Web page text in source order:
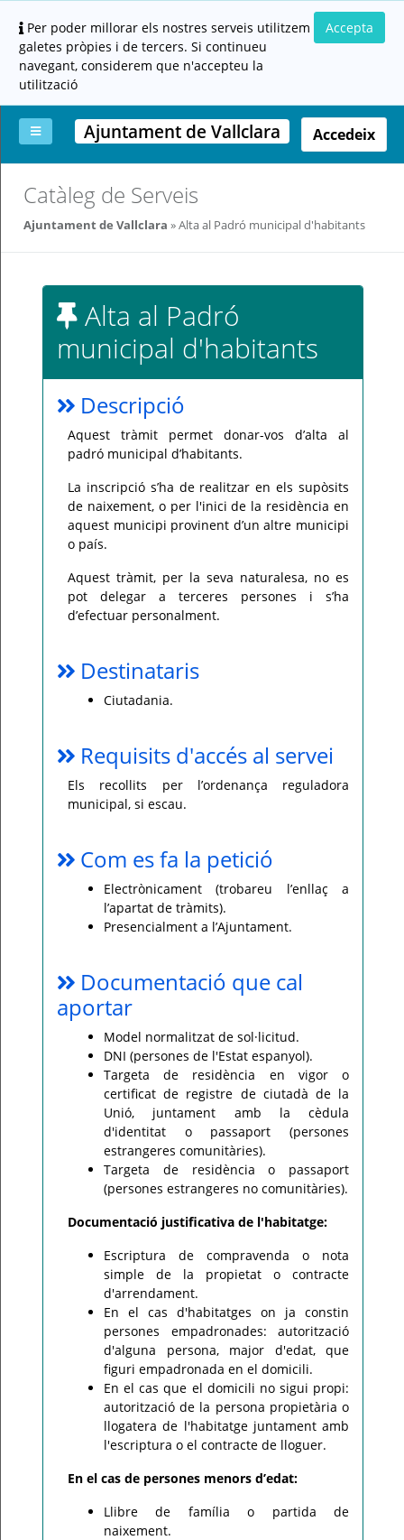
Per poder millorar els nostres serveis utilitzem
galetes pròpies i de tercers. Si continueu
navegant, considerem que n'accepteu la
utilització
Accepta
meva
documentació
ciutadana
administracions)
Ajuntament de Vallclara Accedeix
Catàleg de Serveis
Ajuntament de Vallclara Alta al Padró municipal d'habitants
Alta al Padró
municipal d'habitants
Descripció
Aquest tràmit permet donar-vos d’alta al
padró municipal d’habitants.
La inscripció s’ha de realitzar en els supòsits
de naixement, o per l'inici de la residència en
aquest municipi provinent d’un altre municipi
o país.
Aquest tràmit, per la seva naturalesa, no es
pot delegar a terceres persones i s’ha
d’efectuar personalment.
Destinataris
Ciutadania.
Requisits d'accés al servei
Els recollits per l’ordenança reguladora
municipal, si escau.
Com es fa la petició
Electrònicament (trobareu l’enllaç a
l’apartat de tràmits).
Presencialment a l’Ajuntament.
Documentació que cal
aportar
Model normalitzat de sol·licitud.
DNI (persones de l'Estat espanyol).
Targeta de residència en vigor o
certificat de registre de ciutadà de la
Unió, juntament amb la cèdula
d'identitat o passaport (persones
estrangeres comunitàries).
Targeta de residència o passaport
(persones estrangeres no comunitàries).
Documentació justificativa de l'habitatge:
Escriptura de compravenda o nota
simple de la propietat o contracte
d'arrendament.
En el cas d'habitatges on ja constin
persones empadronades: autorització
d'alguna persona, major d'edat, que
figuri empadronada en el domicili.
En el cas que el domicili no sigui propi:
autorització de la persona propietària o
llogatera de l'habitatge juntament amb
l'escriptura o el contracte de lloguer.
En el cas de persones menors d’edat:
Llibre de família o partida de
naixement.